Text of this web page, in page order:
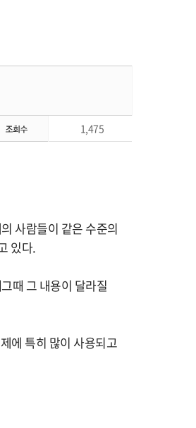
1,475
사람들이 같은 수준의
있다.
때 그 내용이 달라질
에 특히 많이 사용되고